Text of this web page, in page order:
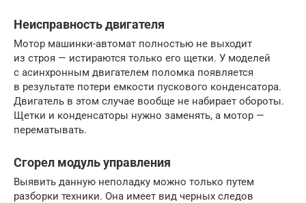
Неисправность двигателя
Мотор машинки-автомат полностью не выходит
из строя — истираются только его щетки. У моделей
с асинхронным двигателем поломка появляется
в результате потери емкости пускового конденсатора.
Двигатель в этом случае вообще не набирает обороты.
Щетки и конденсаторы нужно заменять, а мотор —
перематывать.
Сгорел модуль управления
Выявить данную неполадку можно только путем
разборки техники. Она имеет вид черных следов